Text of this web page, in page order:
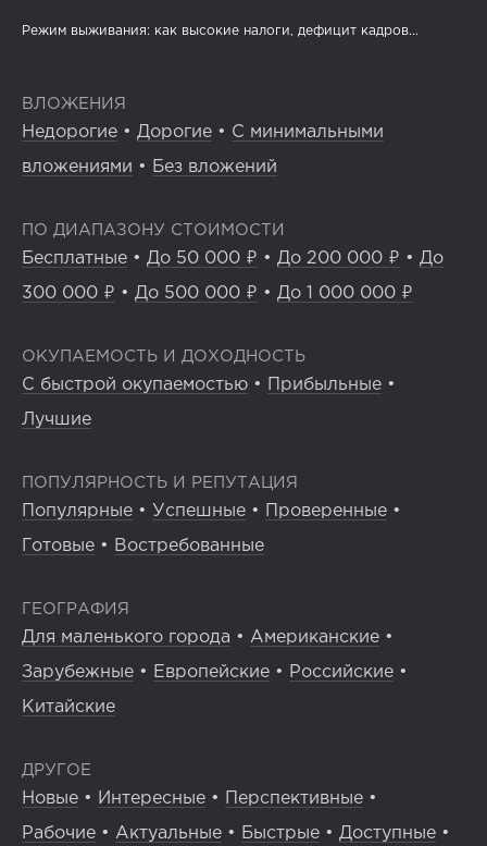
Режим выживания: как высокие налоги, дефицит кадров...
ВЛОЖЕНИЯ
Недорогие • Дорогие • С минимальными
вложениями • Без вложений
ПО ДИАПАЗОНУ СТОИМОСТИ
Бесплатные • До 50 000 ₽ • До 200 000 ₽ • До
300 000 ₽ • До 500 000 ₽ • До 1 000 000 ₽
ОКУПАЕМОСТЬ И ДОХОДНОСТЬ
С быстрой окупаемостью • Прибыльные •
Лучшие
ПОПУЛЯРНОСТЬ И РЕПУТАЦИЯ
Популярные • Успешные • Проверенные •
Готовые • Востребованные
ГЕОГРАФИЯ
Для маленького города • Американские •
Зарубежные • Европейские • Российские •
Китайские
ДРУГОЕ
Новые • Интересные • Перспективные •
Рабочие • Актуальные • Быстрые • Доступные •